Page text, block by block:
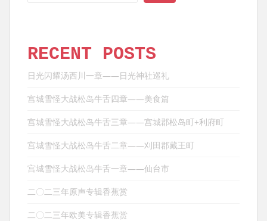
RECENT POSTS
日光闪耀汤西川一章——日光神社巡礼
宫城雪怪大战松岛牛舌四章——美食篇
宫城雪怪大战松岛牛舌三章——宫城郡松岛町+利府町
宫城雪怪大战松岛牛舌二章——刈田郡藏王町
宫城雪怪大战松岛牛舌一章——仙台市
二〇二三年原声专辑香蕉赏
二〇二三年欧美专辑香蕉赏